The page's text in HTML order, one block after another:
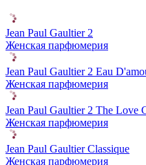
Jean Paul Gaultier 2
Женская парфюмерия
Jean Paul Gaultier 2 Eau
Женская парфюмерия
Jean Paul Gaultier 2 The Love
Женская парфюмерия
Jean Paul Gaultier Classique
Женская парфюмерия